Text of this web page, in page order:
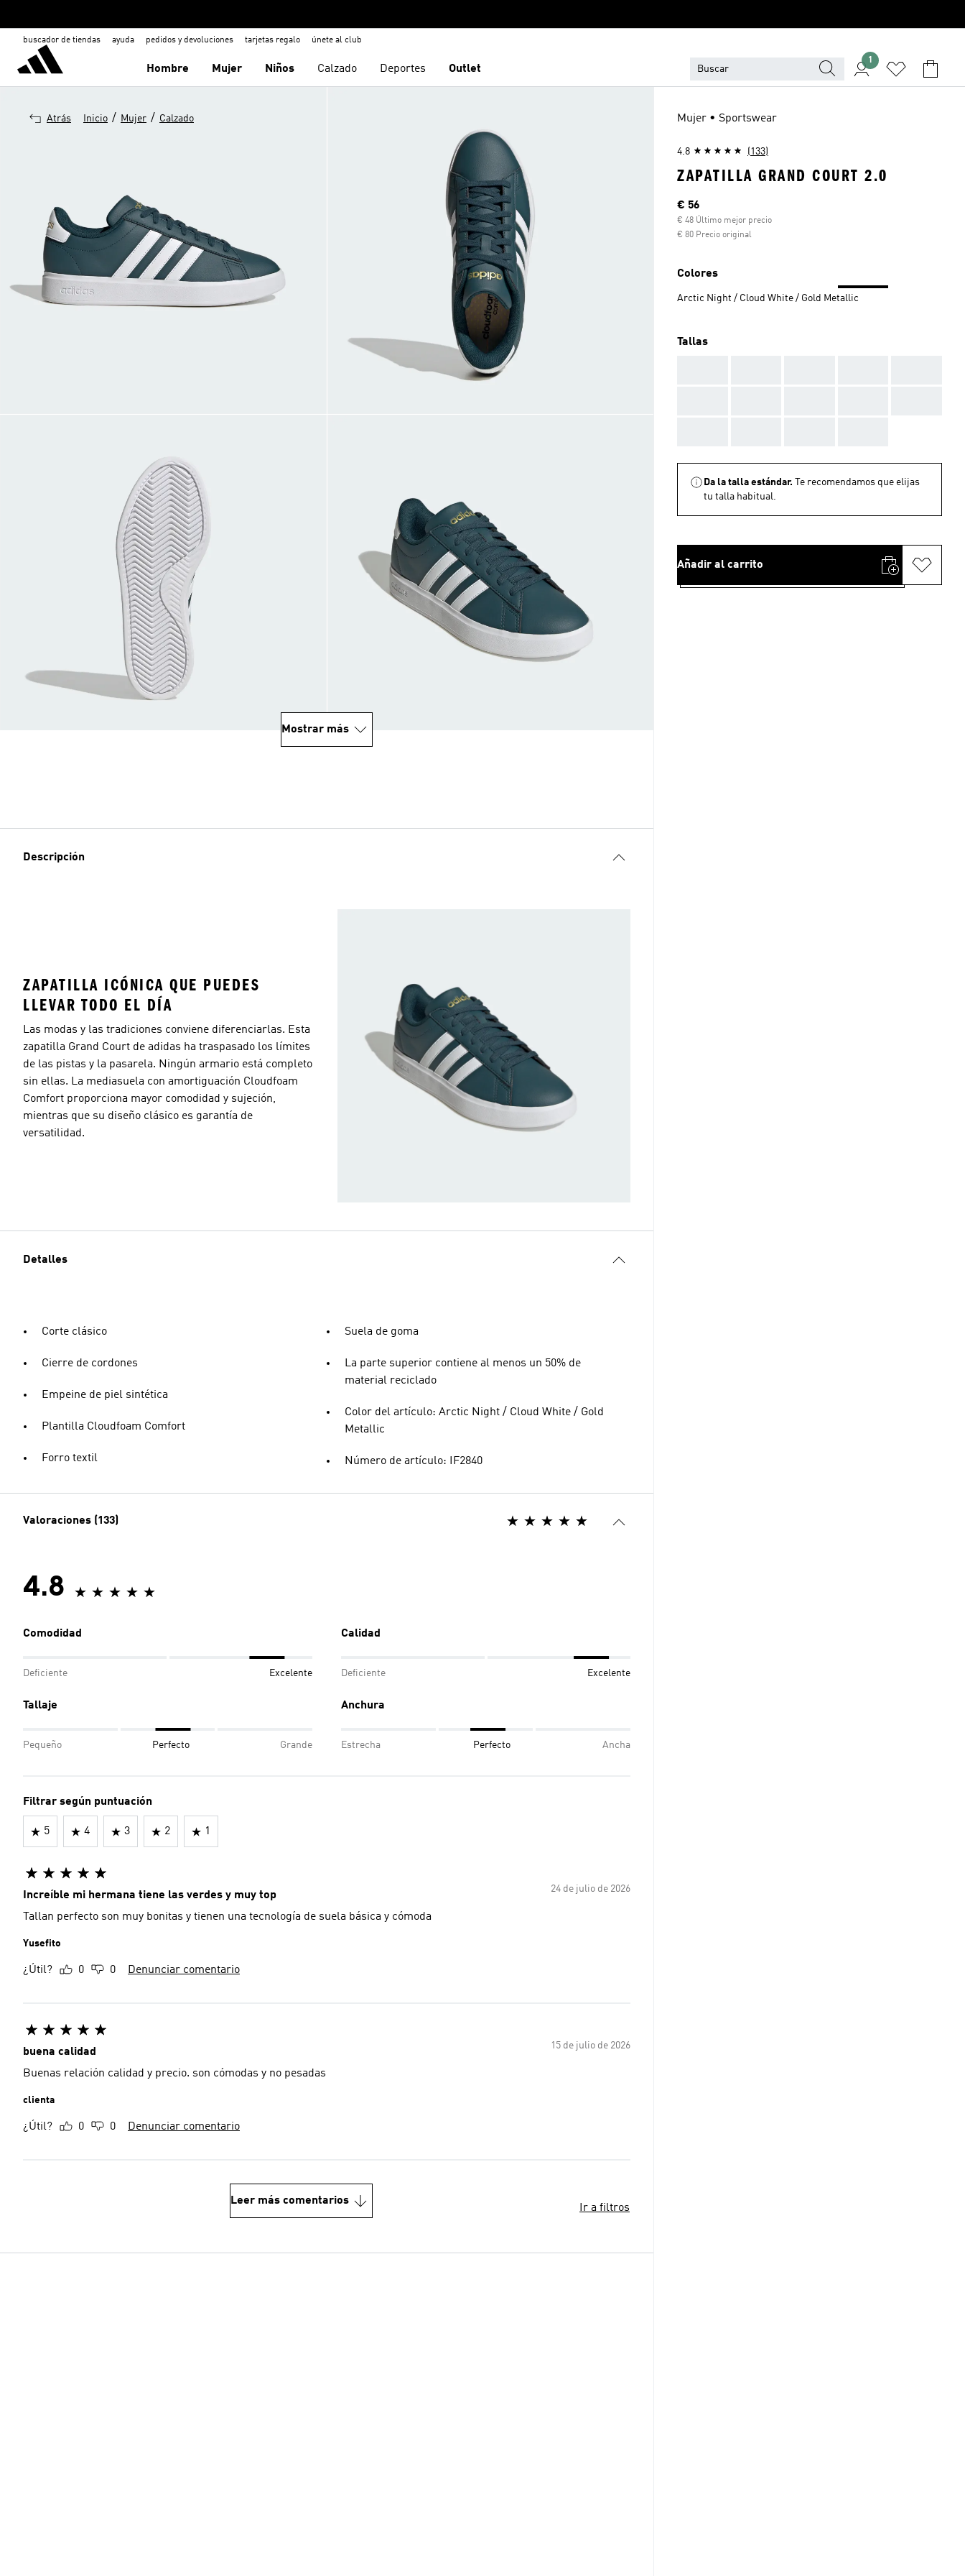
buscador de tiendas ayuda pedidos y devoluciones tarjetas regalo únete al club
Hombre Mujer Niños Calzado Deportes Outlet
1
Atrás Inicio / Mujer / Calzado
Mostrar más
Descripción
ZAPATILLA ICÓNICA QUE PUEDES
LLEVAR TODO EL DÍA
Las modas y las tradiciones conviene diferenciarlas. Esta
zapatilla Grand Court de adidas ha traspasado los límites
de las pistas y la pasarela. Ningún armario está completo
sin ellas. La mediasuela con amortiguación Cloudfoam
Comfort proporciona mayor comodidad y sujeción,
mientras que su diseño clásico es garantía de
versatilidad.
Detalles
Corte clásico
Cierre de cordones
Empeine de piel sintética
Plantilla Cloudfoam Comfort
Forro textil
Suela de goma
La parte superior contiene al menos un 50% de
material reciclado
Color del artículo: Arctic Night / Cloud White / Gold
Metallic
Número de artículo: IF2840
Valoraciones (133)
4.8
Comodidad
Deficiente Excelente
Calidad
Deficiente Excelente
Tallaje
Pequeño Perfecto Grande
Anchura
Estrecha Perfecto Ancha
Filtrar según puntuación
5 4 3 2 1
24 de julio de 2026
Increíble mi hermana tiene las verdes y muy top
Tallan perfecto son muy bonitas y tienen una tecnología de suela básica y cómoda
Yusefito
¿Útil? 0 0 Denunciar comentario
15 de julio de 2026
buena calidad
Buenas relación calidad y precio. son cómodas y no pesadas
clienta
¿Útil? 0 0 Denunciar comentario
Leer más comentarios
Ir a filtros
Mujer • Sportswear
4.8 (133)
ZAPATILLA GRAND COURT 2.0
Precio actual
€ 56
€ 48 Último mejor precio
€ 80 Precio original
Colores
Arctic Night / Cloud White / Gold Metallic
Tallas
Da la talla estándar.
Te recomendamos que elijas
tu talla habitual.
Añadir al carrito